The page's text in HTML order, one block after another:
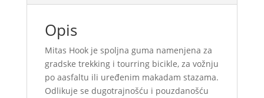
Opis
Mitas Hook je spoljna guma namenjena za
gradske trekking i tourring bicikle, za vožnju
po aasfaltu ili uređenim makadam stazama.
Odlikuje se dugotrajnošću i pouzdanošću